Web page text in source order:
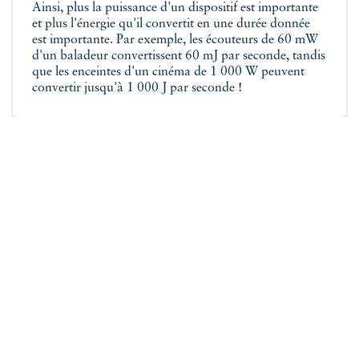
Ainsi, plus la puissance d'un dispositif est importante
et plus l'énergie qu'il convertit en une durée donnée
est importante. Par exemple, les écouteurs de 60 mW
d'un baladeur convertissent 60 mJ par seconde, tandis
que les enceintes d'un cinéma de 1 000 W peuvent
convertir jusqu'à 1 000 J par seconde !